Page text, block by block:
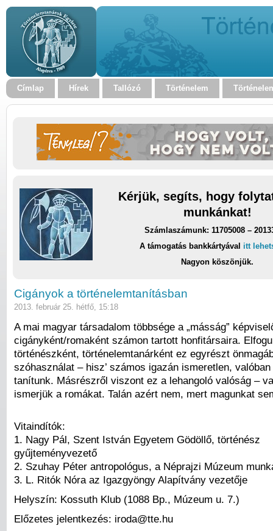
Címlap Hírek Tallózó Történelem
Kérjük, segíts, hogy
munkánkat!
Számlaszámunk: 11705008 –
A támogatás bankkártyával itt
Nagyon köszönjük.
Cigányok a történelemtanításban
2013. február 25. hétfő, 15:18
A mai magyar társadalom többsége a „másság”
cigányként/romaként számon tartott honfitársaira.
történészként, történelemtanárként ez egyrészt
szóhasználat – hisz’ számos igazán ismeretlen,
tanítunk. Másrészről viszont ez a lehangoló valóság –
ismerjük a romákat. Talán azért nem, mert magunkat
Vitaindítók:
1. Nagy Pál, Szent István Egyetem Gödöllő, történész
gyűjteményvezető
2. Szuhay Péter antropológus, a Néprajzi Múzeum
3. L. Ritók Nóra az Igazgyöngy Alapítvány vezetője
Helyszín: Kossuth Klub (1088 Bp., Múzeum u. 7.)
Előzetes jelentkezés: iroda@tte.hu